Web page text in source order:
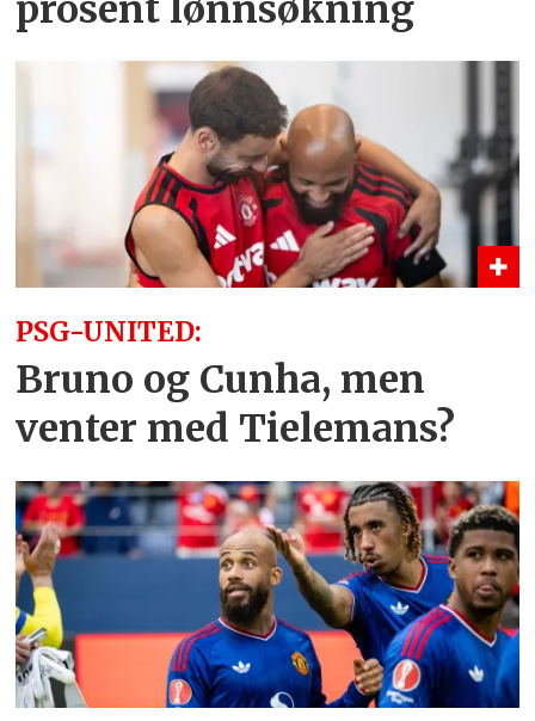
PSG-UNITED:
Bruno og Cunha, men
venter med Tielemans?